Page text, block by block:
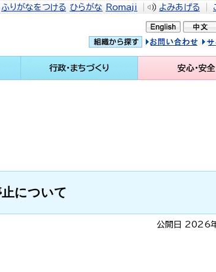
ふりがなをつける ひらがな Romaji よみあげる
問い合せ
行政・まちづくり 安心・安全
について
公開日 2026